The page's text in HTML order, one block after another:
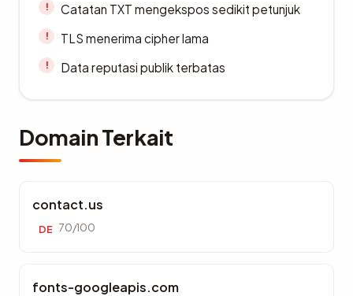
Catatan TXT mengekspos sedikit petunjuk
TLS menerima cipher lama
Data reputasi publik terbatas
Domain Terkait
contact.us
DE 70/100
fonts-googleapis.com